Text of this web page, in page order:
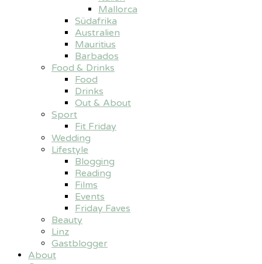
Mallorca
Südafrika
Australien
Mauritius
Barbados
Food & Drinks
Food
Drinks
Out & About
Sport
Fit Friday
Wedding
Lifestyle
Blogging
Reading
Films
Events
Friday Faves
Beauty
Linz
Gastblogger
About